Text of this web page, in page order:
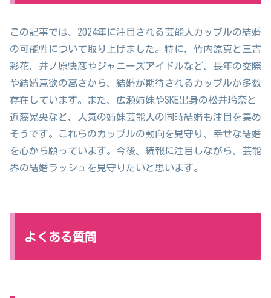
この記事では、2024年に注目される芸能人カップルの結婚
の可能性について取り上げました。特に、竹内涼真と三吉
彩花、井ノ原快彦やジャニーズアイドルなど、長年の交際
や結婚意欲の高さから、結婚が期待されるカップルが多数
存在しています。また、広瀬姉妹やSKE出身の松井玲奈と
近藤晃央など、人気の姉妹芸能人の同時結婚も注目を集め
そうです。これらのカップルの動向を見守り、幸せな結婚
を心から願っています。今後、続報に注目しながら、芸能
界の結婚ラッシュを見守りたいと思います。
よくある質問